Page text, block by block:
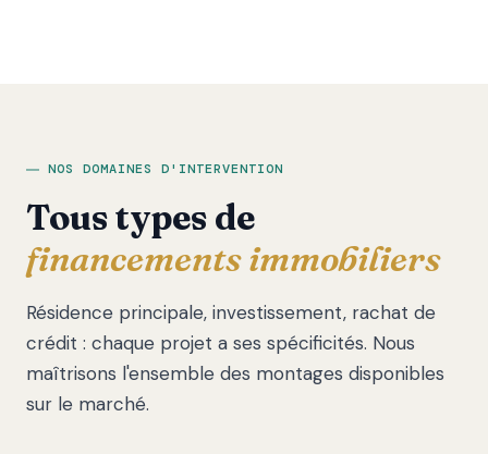
NOS DOMAINES D'INTERVENTION
Tous types de
financements immobiliers
Résidence principale, investissement, rachat de
crédit : chaque projet a ses spécificités. Nous
maîtrisons l'ensemble des montages disponibles
sur le marché.